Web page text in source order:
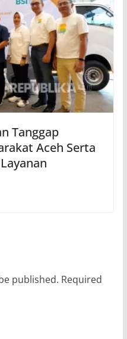
Tanggap
Aceh Serta
published. Required